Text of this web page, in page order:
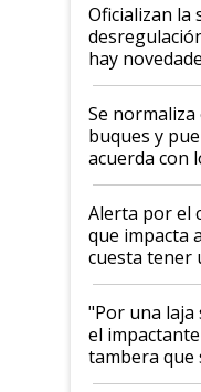
Oficializan la
hay
la hidrovía
Se normaliza
buques y
acuerda con
suspende el
desregulación
Alerta por el
que impacta
cuesta tener
y el peligro
pase a ser
"Por una laja
el
tambera que
tornado